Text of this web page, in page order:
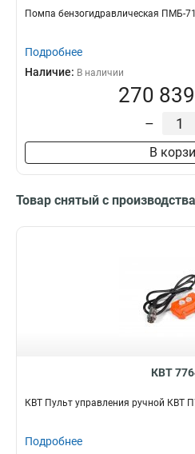
Помпа бензогидравлическая ПМБ-
Подробнее
Наличие: В наличии
270
–
В
Товар снятый с производства
КВТ
КВТ Пульт управления ручной КВТ
Подробнее